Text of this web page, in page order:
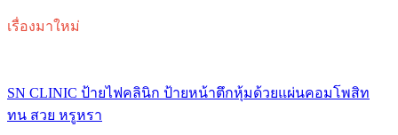
เรื่องมาใหม่
SN CLINIC ป้ายไฟคลินิก ป้ายหน้าตึกหุ้มด้วยแผ่นคอมโพสิท
ทน สวย หรูหรา